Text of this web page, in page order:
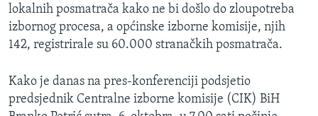
lokalnih posmatrača kako ne bi došlo do zloupotreba
izbornog procesa, a općinske izborne komisije, njih
142, registrirale su 60.000 stranačkih posmatrača.
Kako je danas na pres-konferenciji podsjetio
predsjednik Centralne izborne komisije (CIK) BiH